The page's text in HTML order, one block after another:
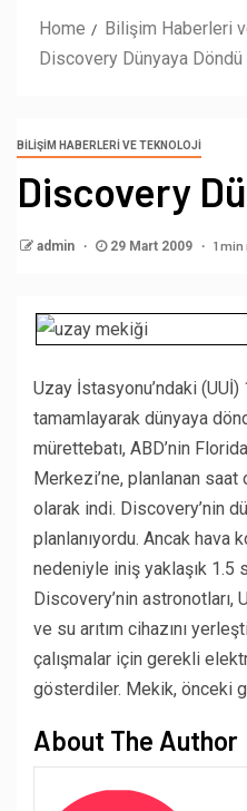
Home
Bilişim Haberleri
Discovery Dünyaya Döndü
BILIŞIM HABERLERI VE TEKNOLOJI
Discovery
admin 29 Mart 2009 1 min
Uzay İstasyonu’ndaki
tamamlayarak dünyaya
mürettebatı, ABD’nin
Merkezi’ne, planlanan saat
olarak indi. Discovery’nin
planlanıyordu. Ancak hava
nedeniyle iniş yaklaşık 1.5
Discovery’nin astronotları,
ve su arıtım cihazını
çalışmalar için gerekli
gösterdiler. Mekik, önceki
About The Author